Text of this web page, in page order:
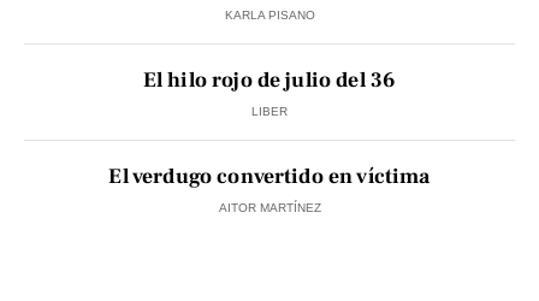
KARLA PISANO
El hilo rojo de julio del 36
LIBER
El verdugo convertido en víctima
AITOR MARTÍNEZ